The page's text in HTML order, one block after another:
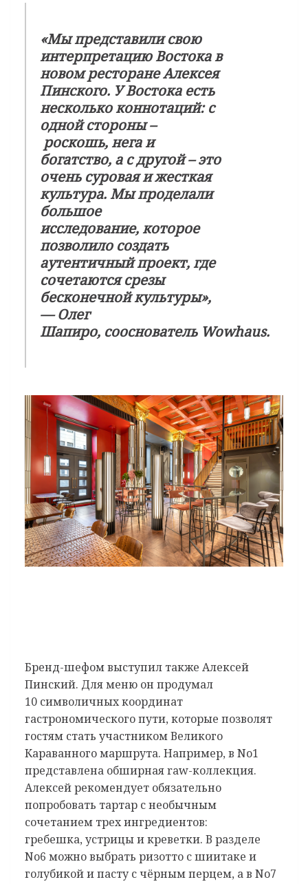
«Мы представили свою
интерпретацию Востока в
новом ресторане Алексея
Пинского. У Востока есть
несколько коннотаций: с
одной стороны –
роскошь, нега и
богатство, а с другой – это
очень суровая и жесткая
культура. Мы проделали
большое
исследование, которое
позволило создать
аутентичный проект, где
сочетаются срезы
бесконечной культуры»,
—Олег
Шапиро, сооснователь Wowhaus.
Бренд-шефом выступил также Алексей
Пинский. Для меню он продумал
10 символичных координат
гастрономического пути, которые позволят
гостям стать участником Великого
Караванного маршрута. Например, в No1
представлена обширная raw-коллекция.
Алексей рекомендует обязательно
попробовать тартар с необычным
сочетанием трех ингредиентов:
гребешка, устрицы и креветки. В разделе
No6 можно выбрать ризотто с шиитаке и
голубикой и пасту с чёрным перцем, а в No7